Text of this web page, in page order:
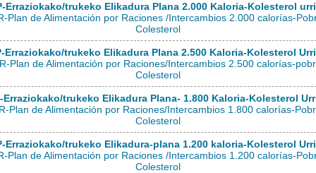
Erraziokako/trukeko Elikadura Plana 2.000 Kaloria-Kolesterol
Plan de Alimentación por Raciones /Intercambios 2.000 calorías-
Colesterol
Erraziokako/trukeko Elikadura Plana 2.500 Kaloria-Kolesterol
Plan de Alimentación por Raciones/Intercambios 2.500 calorías-
Colesterol
Erraziokako/trukeko Elikadura Plana- 1.800 Kaloria-Kolesterol
Plan de Alimentación por Raciones/Intercambios 1.800 calorías-
Colesterol
Erraziokako/trukeko Elikadura-plana 1.200 kaloria-Kolesterol
Plan de Alimentación por Raciones /Intercambios 1.200 calorías-
Colesterol